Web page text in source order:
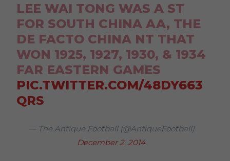
LEE WAI TONG WAS A ST
FOR SOUTH CHINA AA, THE
DE FACTO CHINA NT THAT
WON 1925, 1927, 1930, & 1934
FAR EASTERN GAMES
PIC.TWITTER.COM/48DY663
QRS
— The Antique Football (@AntiqueFootball)
December 2, 2014